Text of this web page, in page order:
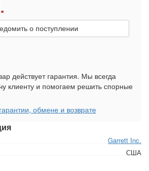
Garrett Inc.
США
о поступлении
действует гарантия. Мы всегда
клиенту и помогаем решить спорные
обмене и возврате